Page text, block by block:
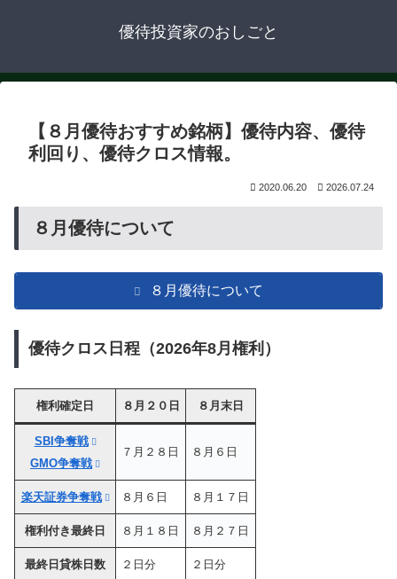
優待投資家のおしごと
【８月優待おすすめ銘柄】優待内容、優待
利回り、優待クロス情報。
2020.06.20 2026.07.24
８月優待について
８月優待について
優待クロス日程（2026年8月権利）
権利確定日 ８月２０日 ８月末日
SBI争奪戦
GMO争奪戦
７月２８日 ８月６日
楽天証券争奪戦 ８月６日 ８月１７日
権利付き最終日 ８月１８日 ８月２７日
最終日貸株日数 ２日分 ２日分